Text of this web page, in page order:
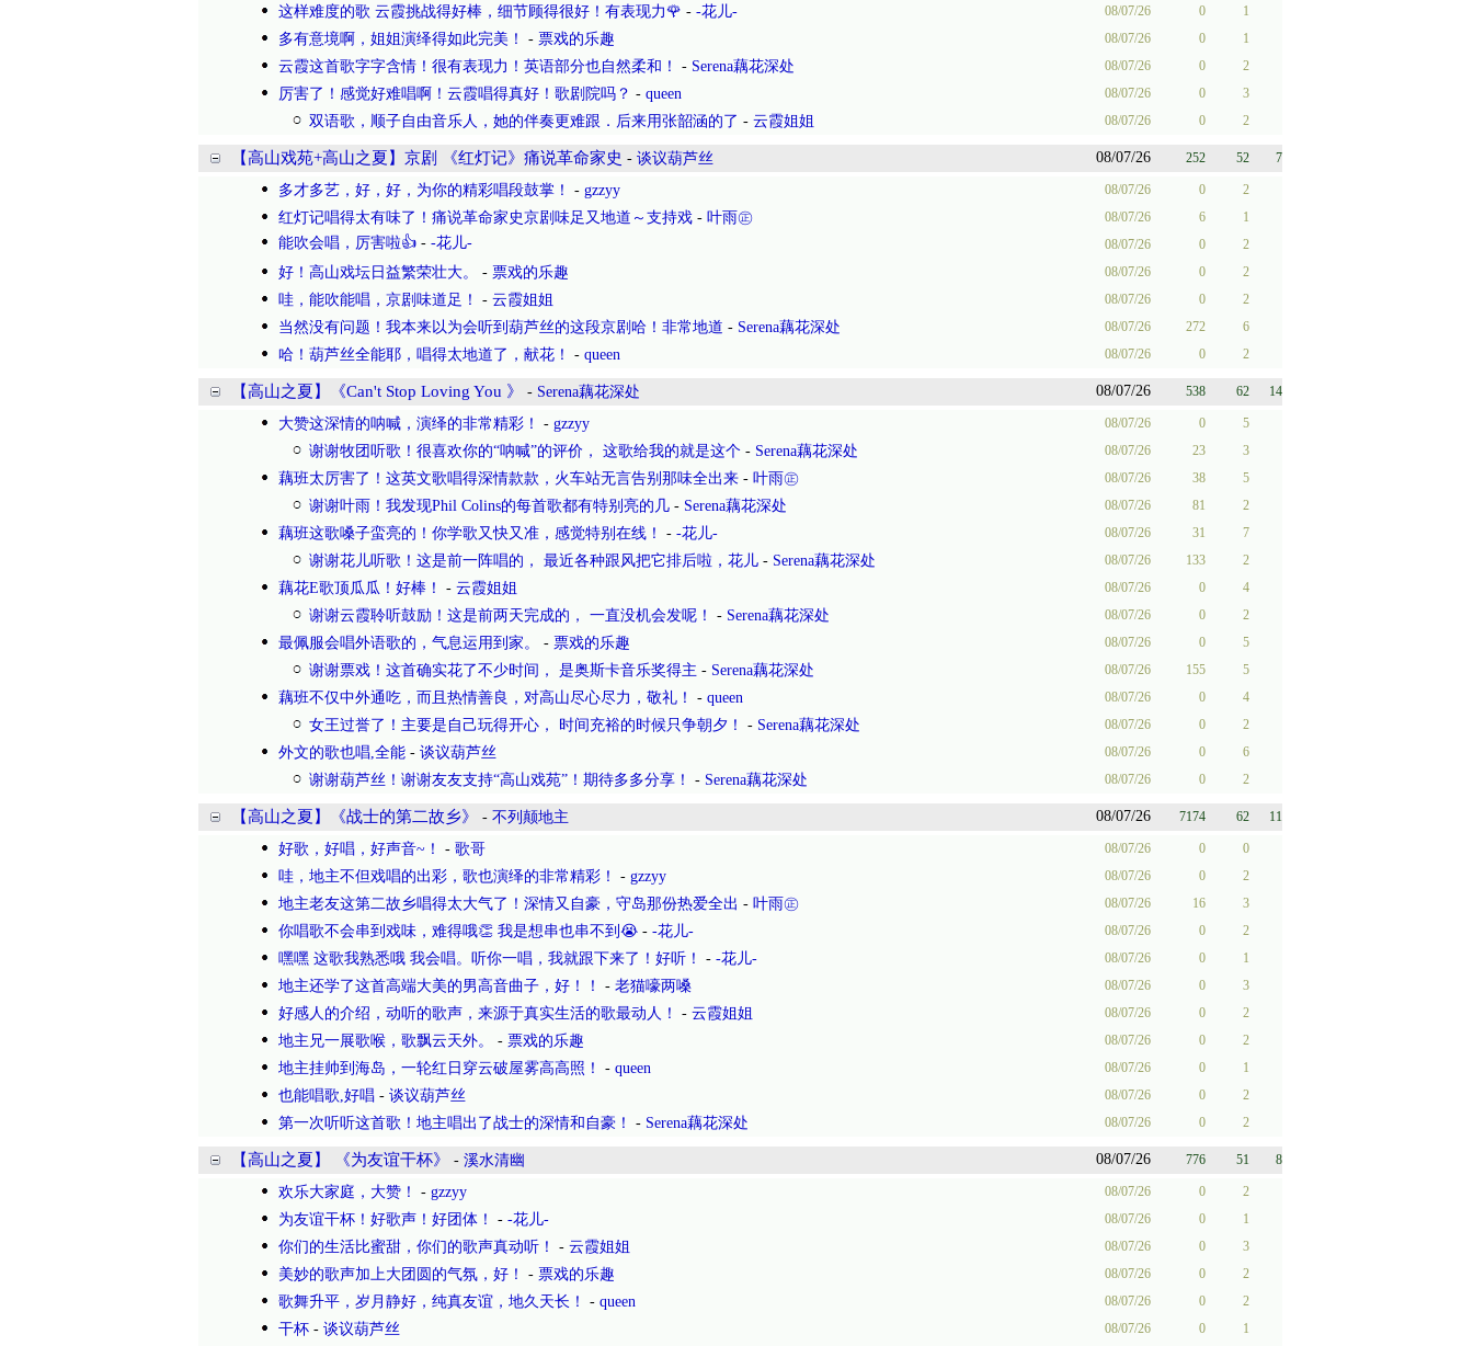
这样难度的歌 云霞挑战得好棒，细节顾得很好！有表现力🌹 - -花儿- 08/07/26 0 1
多有意境啊，姐姐演绎得如此完美！ - 票戏的乐趣 08/07/26 0 1
云霞这首歌字字含情！很有表现力！英语部分也自然柔和！ - Serena藕花深处 08/07/26 0 2
厉害了！感觉好难唱啊！云霞唱得真好！歌剧院吗？ - queen 08/07/26 0 3
双语歌，顺子自由音乐人，她的伴奏更难跟．后来用张韶涵的了 - 云霞姐姐 08/07/26 0 2
【高山戏苑+高山之夏】京剧 《红灯记》痛说革命家史 - 谈议葫芦丝 08/07/26 252 52 7
多才多艺，好，好，为你的精彩唱段鼓掌！ - gzzyy 08/07/26 0 2
红灯记唱得太有味了！痛说革命家史京剧味足又地道～支持戏 - 叶雨㊣ 08/07/26 6 1
能吹会唱，厉害啦👍 - -花儿- 08/07/26 0 2
好！高山戏坛日益繁荣壮大。 - 票戏的乐趣 08/07/26 0 2
哇，能吹能唱，京剧味道足！ - 云霞姐姐 08/07/26 0 2
当然没有问题！我本来以为会听到葫芦丝的这段京剧哈！非常地道 - Serena藕花深处 08/07/26 272 6
哈！葫芦丝全能耶，唱得太地道了，献花！ - queen 08/07/26 0 2
【高山之夏】《Can't Stop Loving You 》 - Serena藕花深处 08/07/26 538 62 14
大赞这深情的呐喊，演绎的非常精彩！ - gzzyy 08/07/26 0 5
谢谢牧团听歌！很喜欢你的“呐喊”的评价， 这歌给我的就是这个 - Serena藕花深处 08/07/26 23 3
藕班太厉害了！这英文歌唱得深情款款，火车站无言告别那味全出来 - 叶雨㊣ 08/07/26 38 5
谢谢叶雨！我发现Phil Colins的每首歌都有特别亮的几 - Serena藕花深处 08/07/26 81 2
藕班这歌嗓子蛮亮的！你学歌又快又准，感觉特别在线！ - -花儿- 08/07/26 31 7
谢谢花儿听歌！这是前一阵唱的， 最近各种跟风把它排后啦，花儿 - Serena藕花深处 08/07/26 133 2
藕花E歌顶瓜瓜！好棒！ - 云霞姐姐 08/07/26 0 4
谢谢云霞聆听鼓励！这是前两天完成的， 一直没机会发呢！ - Serena藕花深处 08/07/26 0 2
最佩服会唱外语歌的，气息运用到家。 - 票戏的乐趣 08/07/26 0 5
谢谢票戏！这首确实花了不少时间， 是奥斯卡音乐奖得主 - Serena藕花深处 08/07/26 155 5
藕班不仅中外通吃，而且热情善良，对高山尽心尽力，敬礼！ - queen 08/07/26 0 4
女王过誉了！主要是自己玩得开心， 时间充裕的时候只争朝夕！ - Serena藕花深处 08/07/26 0 2
外文的歌也唱,全能 - 谈议葫芦丝 08/07/26 0 6
谢谢葫芦丝！谢谢友友支持“高山戏苑”！期待多多分享！ - Serena藕花深处 08/07/26 0 2
【高山之夏】《战士的第二故乡》 - 不列颠地主 08/07/26 7174 62 11
好歌，好唱，好声音~！ - 歌哥 08/07/26 0 0
哇，地主不但戏唱的出彩，歌也演绎的非常精彩！ - gzzyy 08/07/26 0 2
地主老友这第二故乡唱得太大气了！深情又自豪，守岛那份热爱全出 - 叶雨㊣ 08/07/26 16 3
你唱歌不会串到戏味，难得哦👏 我是想串也串不到😭 - -花儿- 08/07/26 0 2
嘿嘿 这歌我熟悉哦 我会唱。听你一唱，我就跟下来了！好听！ - -花儿- 08/07/26 0 1
地主还学了这首高端大美的男高音曲子，好！！ - 老猫嚎两嗓 08/07/26 0 3
好感人的介绍，动听的歌声，来源于真实生活的歌最动人！ - 云霞姐姐 08/07/26 0 2
地主兄一展歌喉，歌飘云天外。 - 票戏的乐趣 08/07/26 0 2
地主挂帅到海岛，一轮红日穿云破屋雾高高照！ - queen 08/07/26 0 1
也能唱歌,好唱 - 谈议葫芦丝 08/07/26 0 2
第一次听听这首歌！地主唱出了战士的深情和自豪！ - Serena藕花深处 08/07/26 0 2
【高山之夏】 《为友谊干杯》 - 溪水清幽 08/07/26 776 51 8
欢乐大家庭，大赞！ - gzzyy 08/07/26 0 2
为友谊干杯！好歌声！好团体！ - -花儿- 08/07/26 0 1
你们的生活比蜜甜，你们的歌声真动听！ - 云霞姐姐 08/07/26 0 3
美妙的歌声加上大团圆的气氛，好！ - 票戏的乐趣 08/07/26 0 2
歌舞升平，岁月静好，纯真友谊，地久天长！ - queen 08/07/26 0 2
干杯 - 谈议葫芦丝 08/07/26 0 1